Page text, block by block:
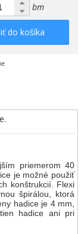
bm
do košíka
priemerom 40
je možné použiť
konštrukcií. Flexi
špirálou, ktorá
hadice je 4 mm,
hadice ani pri